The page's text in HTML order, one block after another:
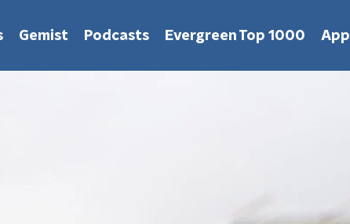
Gemist Podcasts Evergreen Top 1000 App